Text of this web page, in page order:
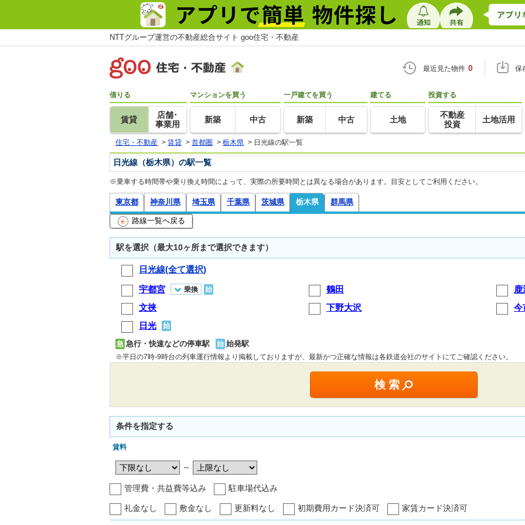
NTTグループ運営の不動産総合サイト goo住宅・不動産
最近見た物件 0 保
借りる
賃貸
店舗･
事業用
マンションを買う
新築 中古
一戸建てを買う
新築 中古
建てる
土地
投資する
不動産
投資
土地活用
住宅・不動産 > 賃貸 > 首都圏 > 栃木県 > 日光線の駅一覧
日光線（栃木県）の駅一覧
※乗車する時間帯や乗り換え時間によって、実際の所要時間とは異なる場合があります。目安としてご利用ください。
東京都 神奈川県 埼玉県 千葉県 茨城県 栃木県 群馬県
路線一覧へ戻る
駅を選択（最大10ヶ所まで選択できます）
日光線(全て選択)
宇都宮
乗換 始 鶴田 鹿
文挟 下野大沢
今
日光
始
急 急行・快速などの停車駅 始 始発駅
※平日の7時-9時台の列車運行情報より掲載しておりますが、最新かつ正確な情報は各鉄道会社のサイトにてご確認ください。
条件を指定する
賃料
～
管理費・共益費等込み 駐車場代込み
礼金なし 敷金なし 更新料なし 初期費用カード決済可 家賃カード決済可